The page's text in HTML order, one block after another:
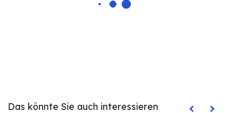
Das könnte Sie auch interessieren